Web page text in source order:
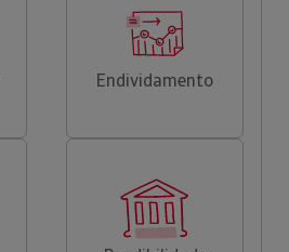
Endividamento